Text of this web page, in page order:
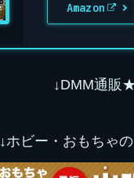
Amazon
↓DMM通販
↓ホビー・おもちゃ